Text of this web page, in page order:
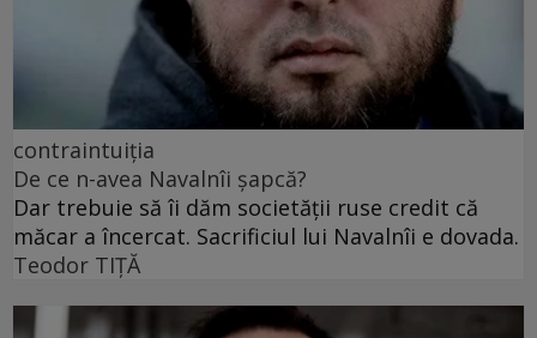
contraintuiția
De ce n-avea Navalnîi șapcă?
Dar trebuie să îi dăm societății ruse credit că
măcar a încercat. Sacrificiul lui Navalnîi e dovada.
Teodor TIŢĂ